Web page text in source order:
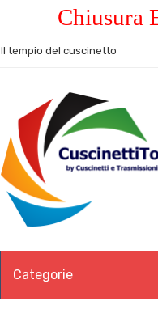
Chiusura
Il tempio del cuscinetto
Categorie